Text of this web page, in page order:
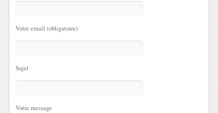
Votre email (obligatoire)
Sujet
Votre message